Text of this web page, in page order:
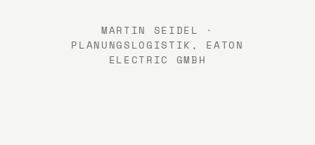
MARTIN SEIDEL ·
PLANUNGSLOGISTIK, EATON
ELECTRIC GMBH